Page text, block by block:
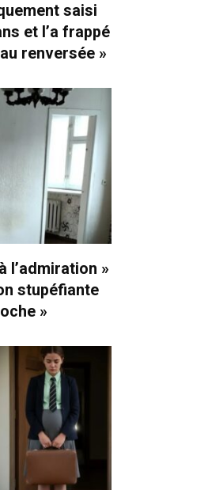
saisi
et l’a frappé
renversée »
l’admiration »
stupéfiante
»